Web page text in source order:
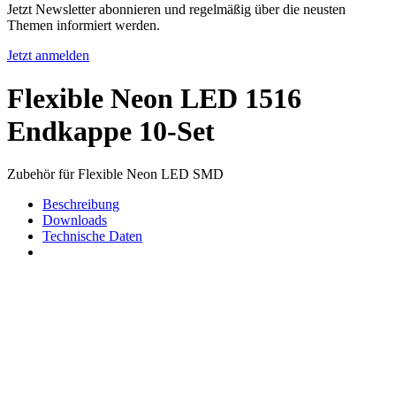
Jetzt Newsletter abonnieren und regelmäßig über die neusten
Themen informiert werden.
Jetzt anmelden
Flexible Neon LED 1516
Endkappe 10-Set
Zubehör für Flexible Neon LED SMD
Beschreibung
Downloads
Technische Daten